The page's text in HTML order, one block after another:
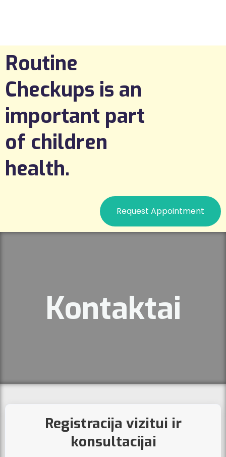
Routine
Checkups is an
important part
of children
health.
Request Appointment
Kontaktai
Registracija vizitui ir
konsultacijai